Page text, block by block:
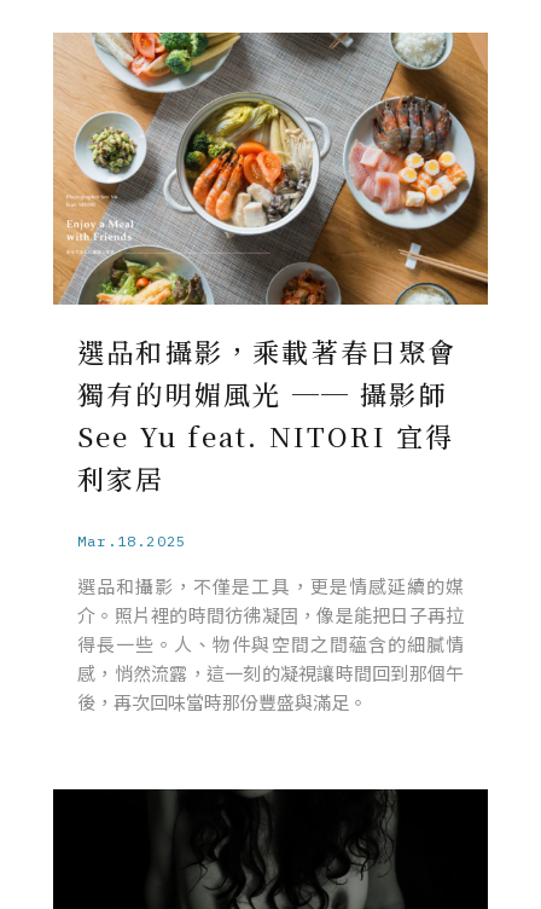
選品和攝影，乘載著春日聚會
獨有的明媚風光 ── 攝影師
See Yu feat. NITORI 宜得
利家居
Mar.18.2025
選品和攝影，不僅是工具，更是情感延續的媒
介。照片裡的時間彷彿凝固，像是能把日子再拉
得長一些。人、物件與空間之間蘊含的細膩情
感，悄然流露，這一刻的凝視讓時間回到那個午
後，再次回味當時那份豐盛與滿足。